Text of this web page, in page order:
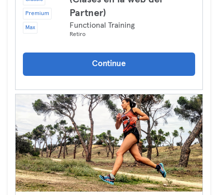
Premium
Max
Partner)
Functional Training
Retiro
Continue